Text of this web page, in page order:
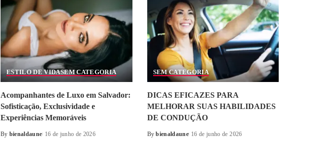
ESTILO DE VIDASEM CATEGORIA
Acompanhantes de Luxo em Salvador:
Sofisticação, Exclusividade e
Experiências Memoráveis
Posted
By bienaldaune 16 de junho de 2026
SEM CATEGORIA
DICAS EFICAZES PARA
MELHORAR SUAS HABILIDADES
DE CONDUÇÃO
Posted
By bienaldaune 16 de junho de 2026